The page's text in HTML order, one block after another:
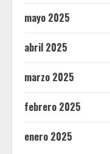
mayo 2025
abril 2025
marzo 2025
febrero 2025
enero 2025